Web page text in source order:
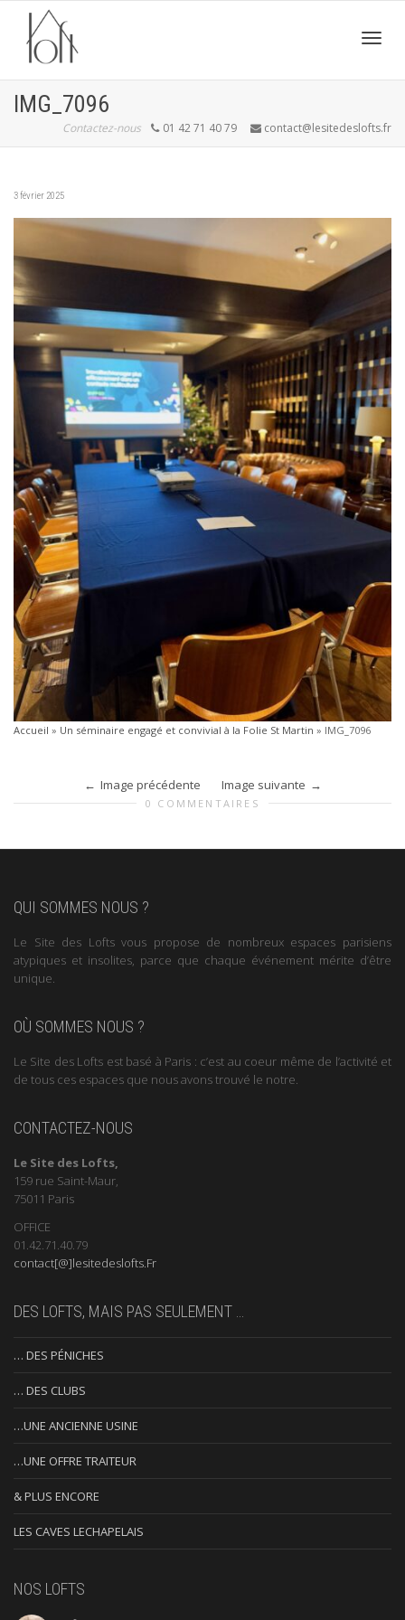
IMG_7096
Contactez-nous 01 42 71 40 79 contact@lesitedeslofts.fr
3 février 2025
Accueil » Un séminaire engagé et convivial à la Folie St Martin » IMG_7096
Image précédente Image suivante
0 COMMENTAIRES
QUI SOMMES NOUS ?
Le Site des Lofts vous propose de nombreux espaces parisiens
atypiques et insolites, parce que chaque événement mérite d’être
unique.
OÙ SOMMES NOUS ?
Le Site des Lofts est basé à Paris : c’est au coeur même de l’activité et
de tous ces espaces que nous avons trouvé le notre.
CONTACTEZ-NOUS
Le Site des Lofts,
159 rue Saint-Maur,
75011 Paris
OFFICE
01.42.71.40.79
contact[@]lesitedeslofts.Fr
DES LOFTS, MAIS PAS SEULEMENT …
… DES PÉNICHES
… DES CLUBS
…UNE ANCIENNE USINE
…UNE OFFRE TRAITEUR
& PLUS ENCORE
LES CAVES LECHAPELAIS
NOS LOFTS